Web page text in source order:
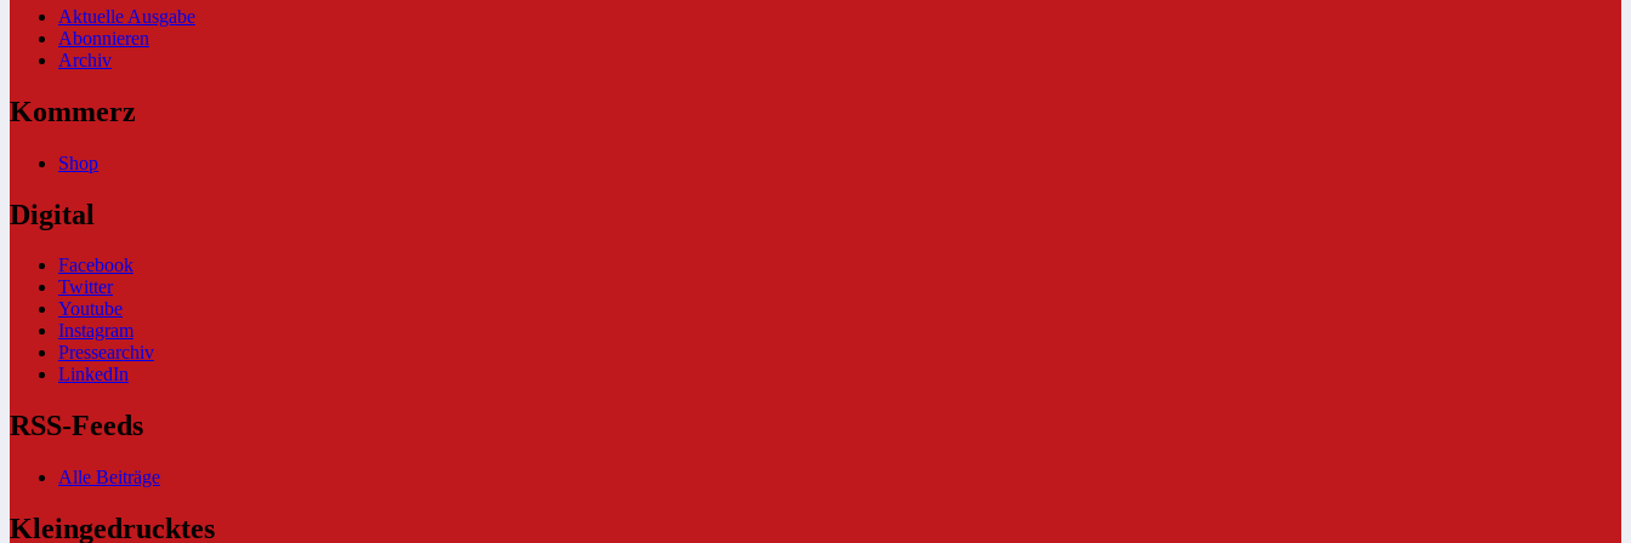
Aktuelle Ausgabe
Abonnieren
Archiv
Kommerz
Shop
Digital
Facebook
Twitter
Youtube
Instagram
Pressearchiv
LinkedIn
RSS-Feeds
Alle Beiträge
Kleingedrucktes